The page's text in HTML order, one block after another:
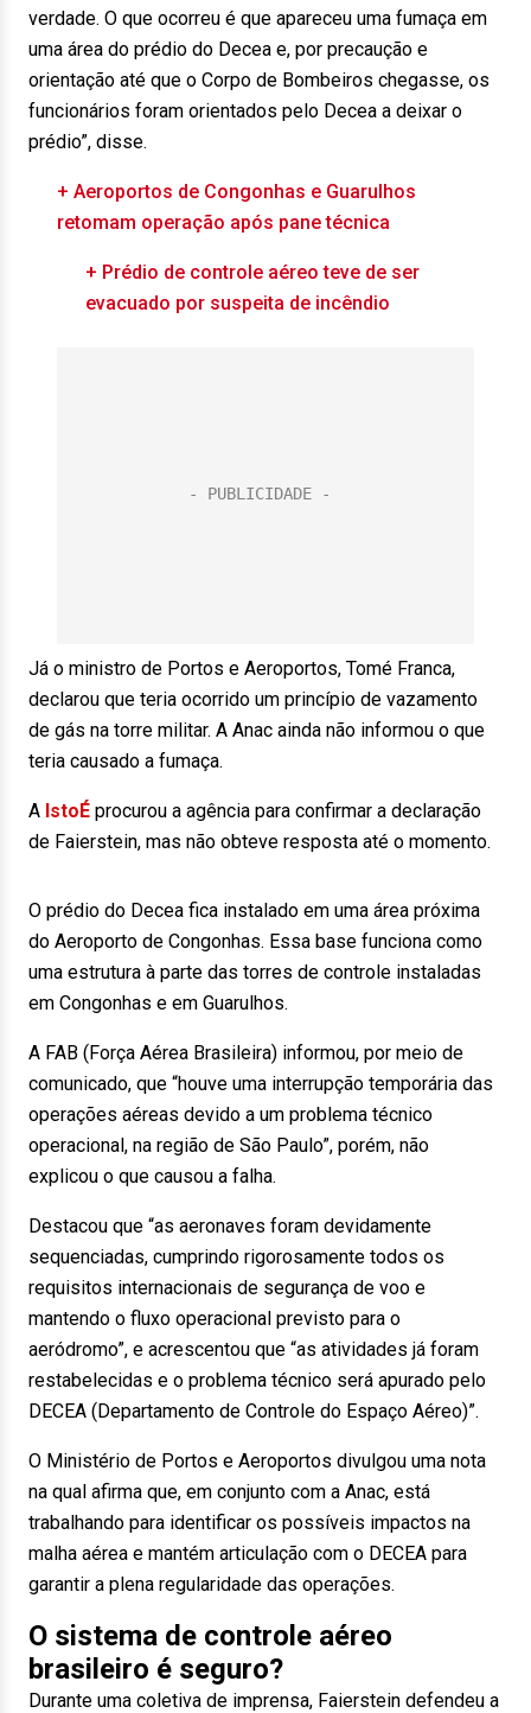
verdade. O que ocorreu é que apareceu uma fumaça em
uma área do prédio do Decea e, por precaução e
orientação até que o Corpo de Bombeiros chegasse, os
funcionários foram orientados pelo Decea a deixar o
prédio”, disse.
+ Aeroportos de Congonhas e Guarulhos
retomam operação após pane técnica
+ Prédio de controle aéreo teve de ser
evacuado por suspeita de incêndio
Já o ministro de Portos e Aeroportos, Tomé Franca,
declarou que teria ocorrido um princípio de vazamento
de gás na torre militar. A Anac ainda não informou o que
teria causado a fumaça.
A IstoÉ procurou a agência para confirmar a declaração
de Faierstein, mas não obteve resposta até o momento.
O prédio do Decea fica instalado em uma área próxima
do Aeroporto de Congonhas. Essa base funciona como
uma estrutura à parte das torres de controle instaladas
em Congonhas e em Guarulhos.
A FAB (Força Aérea Brasileira) informou, por meio de
comunicado, que “houve uma interrupção temporária das
operações aéreas devido a um problema técnico
operacional, na região de São Paulo”, porém, não
explicou o que causou a falha.
Destacou que “as aeronaves foram devidamente
sequenciadas, cumprindo rigorosamente todos os
requisitos internacionais de segurança de voo e
mantendo o fluxo operacional previsto para o
aeródromo”, e acrescentou que “as atividades já foram
restabelecidas e o problema técnico será apurado pelo
DECEA (Departamento de Controle do Espaço Aéreo)”.
O Ministério de Portos e Aeroportos divulgou uma nota
na qual afirma que, em conjunto com a Anac, está
trabalhando para identificar os possíveis impactos na
malha aérea e mantém articulação com o DECEA para
garantir a plena regularidade das operações.
O sistema de controle aéreo
brasileiro é seguro?
Durante uma coletiva de imprensa, Faierstein defendeu a